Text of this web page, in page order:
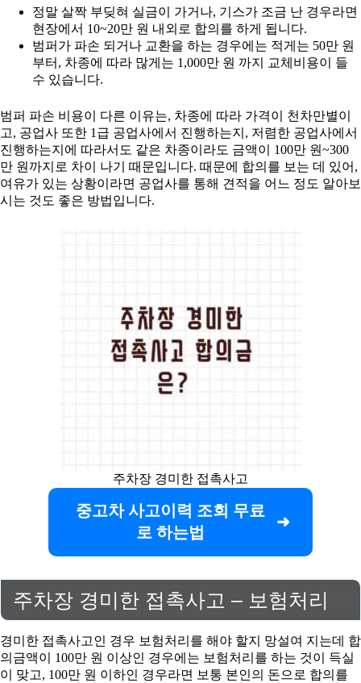
정말 살짝 부딪혀 실금이 가거나, 기스가 조금 난 경우라면
현장에서 10~20만 원 내외로 합의를 하게 됩니다.
범퍼가 파손 되거나 교환을 하는 경우에는 적게는 50만 원
부터, 차종에 따라 많게는 1,000만 원 까지 교체비용이 들
수 있습니다.
범퍼 파손 비용이 다른 이유는, 차종에 따라 가격이 천차만별이
고, 공업사 또한 1급 공업사에서 진행하는지, 저렴한 공업사에서
진행하는지에 따라서도 같은 차종이라도 금액이 100만 원~300
만 원까지로 차이 나기 때문입니다. 때문에 합의를 보는 데 있어,
여유가 있는 상황이라면 공업사를 통해 견적을 어느 정도 알아보
시는 것도 좋은 방법입니다.
주차장 경미한 접촉사고
중고차 사고이력 조회 무료
로 하는법
주차장 경미한 접촉사고 – 보험처리
경미한 접촉사고인 경우 보험처리를 해야 할지 망설여 지는데 합
의금액이 100만 원 이상인 경우에는 보험처리를 하는 것이 득실
이 맞고, 100만 원 이하인 경우라면 보통 본인의 돈으로 합의를